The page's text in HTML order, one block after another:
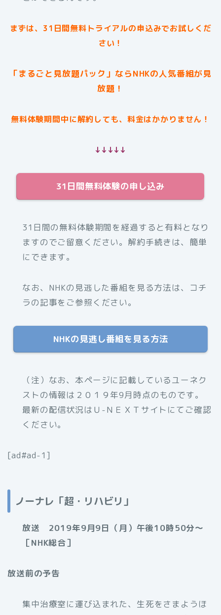
まずは、31日間無料トライアルの申込みでお試しくだ
さい！
「まるごと見放題パック」ならNHKの人気番組が見
放題！
無料体験期間中に解約しても、料金はかかりません！
↓↓↓↓↓
31日間無料体験の申し込み
31日間の無料体験期間を経過すると有料となり
ますのでご留意ください。解約手続きは、簡単
にできます。
なお、NHKの見逃した番組を見る方法は、コチ
ラの記事をご参照ください。
NHKの見逃し番組を見る方法
（注）なお、本ページに記載しているユーネク
ストの情報は２０１９年9月時点のものです。
最新の配信状況はＵ-ＮＥＸＴサイトにてご確認
ください。
[ad#ad-1]
ノーナレ「超・リハビリ」
放送 2019年9月9日（月）午後10時50分～
［NHK総合］
放送前の予告
集中治療室に運び込まれた、生死をさまようほ